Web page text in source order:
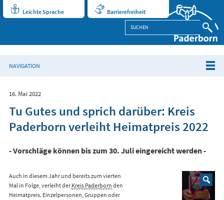
Leichte Sprache Barrierefreiheit
NAVIGATION
16. Mai 2022
Tu Gutes und sprich darüber: Kreis
Paderborn verleiht Heimatpreis 2022
- Vorschläge können bis zum 30. Juli eingereicht werden -
Auch in diesem Jahr und bereits zum vierten
Mal in Folge, verleiht der Kreis Paderborn den
Heimatpreis. Einzelpersonen, Gruppen oder